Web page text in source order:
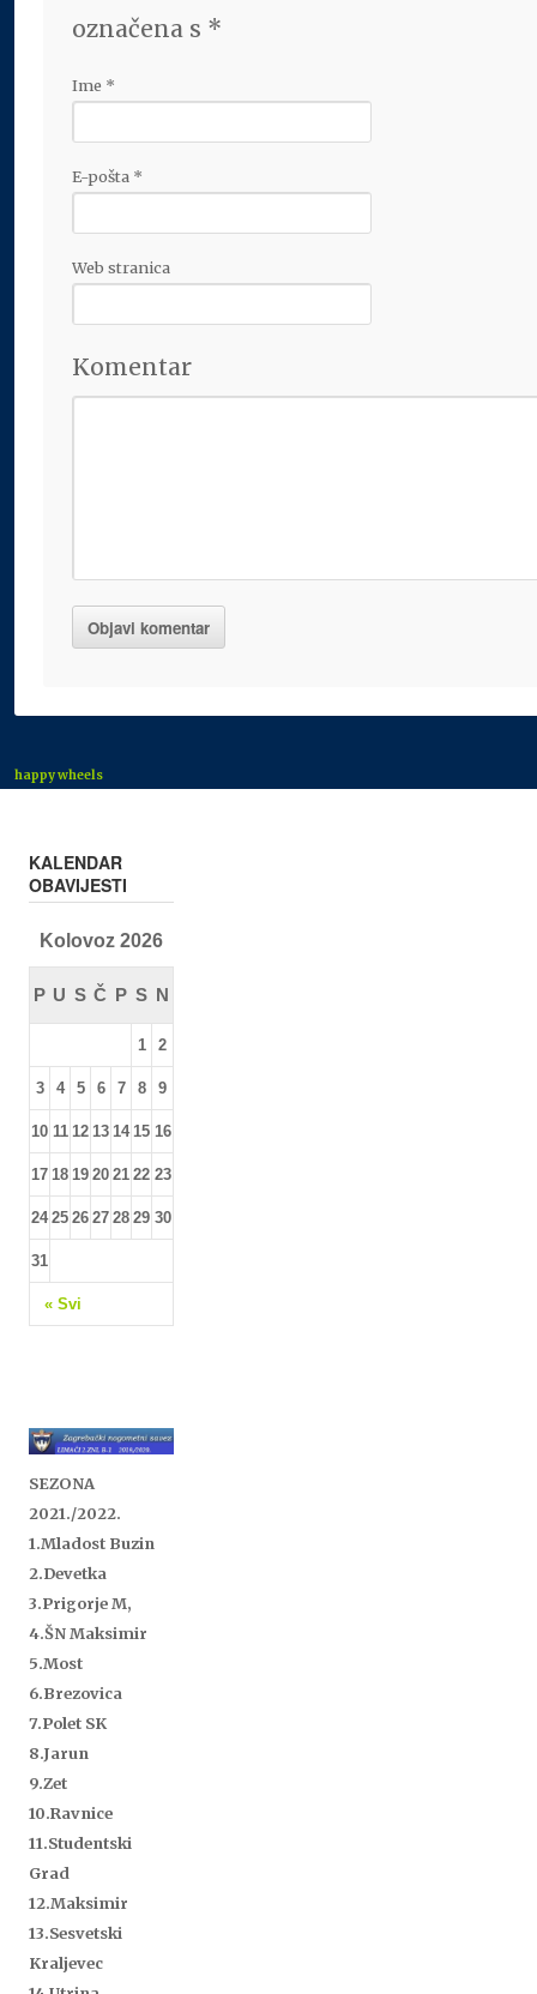
označena s *
Ime *
E-pošta *
Web stranica
Komentar
happy wheels
KALENDAR
OBAVIJESTI
Kolovoz 2026
P U S Č P S N
« Svi
1 2
3 4 5 6 7 8 9
10 11 12 13 14 15 16
17 18 19 20 21 22 23
24 25 26 27 28 29 30
31
SEZONA
2021./2022.
1.Mladost Buzin
2.Devetka
3.Prigorje M,
4.ŠN Maksimir
5.Most
6.Brezovica
7.Polet SK
8.Jarun
9.Zet
10.Ravnice
11.Studentski
Grad
12.Maksimir
13.Sesvetski
Kraljevec